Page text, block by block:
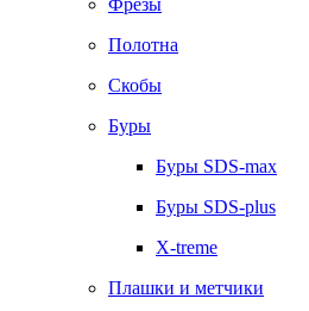
Фрезы
Полотна
Скобы
Буры
Буры SDS-max
Буры SDS-plus
X-treme
Плашки и метчики